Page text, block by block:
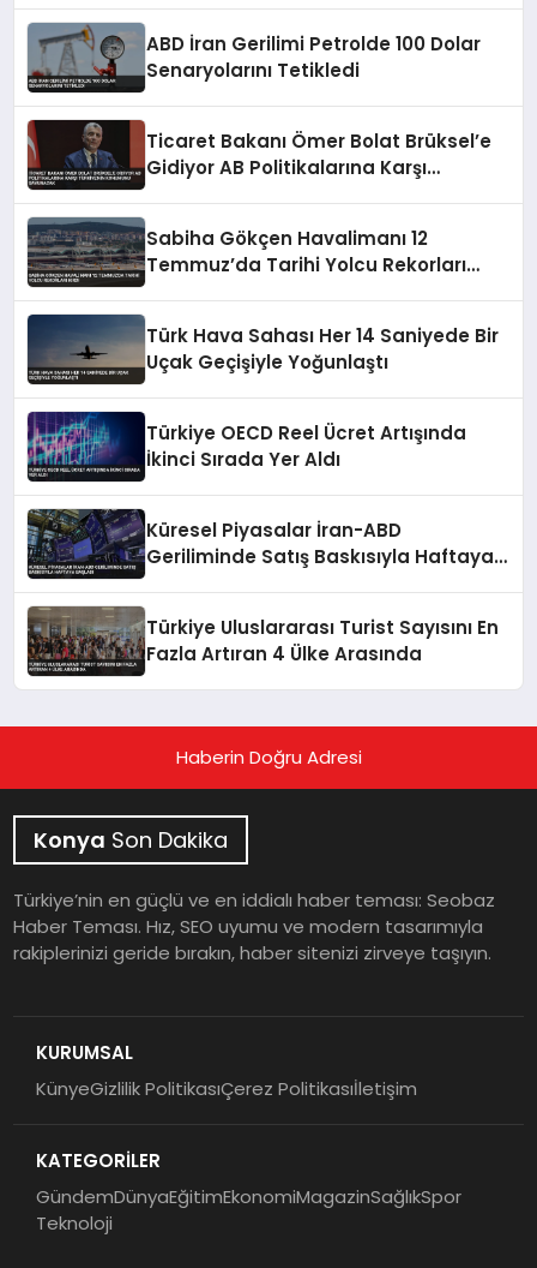
ABD İran Gerilimi Petrolde 100 Dolar
Senaryolarını Tetikledi
Ticaret Bakanı Ömer Bolat Brüksel’e
Gidiyor AB Politikalarına Karşı
Sabiha Gökçen Havalimanı 12
Temmuz’da Tarihi Yolcu Rekorları
Türk Hava Sahası Her 14 Saniyede Bir
Uçak Geçişiyle Yoğunlaştı
Türkiye OECD Reel Ücret Artışında
İkinci Sırada Yer Aldı
Küresel Piyasalar İran-ABD
Geriliminde Satış Baskısıyla Haftaya
Türkiye Uluslararası Turist Sayısını En
Fazla Artıran 4 Ülke Arasında
Haberin Doğru Adresi
Konya Son Dakika
Türkiye’nin en güçlü ve en iddialı haber teması: Seobaz
Haber Teması. Hız, SEO uyumu ve modern tasarımıyla
rakiplerinizi geride bırakın, haber sitenizi zirveye taşıyın.
KURUMSAL
KünyeGizlilik PolitikasıÇerez Politikasıİletişim
KATEGORİLER
GündemDünyaEğitimEkonomiMagazinSağlıkSpor
Teknoloji